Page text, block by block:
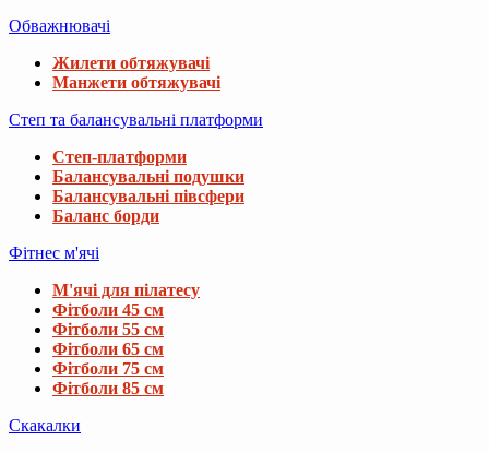
Обважнювачі
Жилети обтяжувачі
Манжети обтяжувачі
Степ та балансувальні платформи
Степ-платформи
Балансувальні подушки
Балансувальні півсфери
Баланс борди
Фітнес м'ячі
М'ячі для пілатесу
Фітболи 45 см
Фітболи 55 см
Фітболи 65 см
Фітболи 75 см
Фітболи 85 см
Скакалки